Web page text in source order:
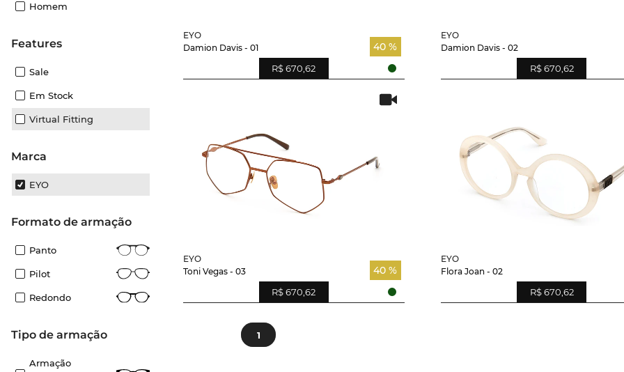
Homem
Features
Sale
Em Stock
Virtual Fitting
Marca
EYO
Formato de armação
Panto
Pilot
Redondo
Tipo de armação
Armação
EYO
Damion Davis - 01
40 %
R$ 670,62
EYO
Damion Davis - 02
R$ 670,62
EYO
Toni Vegas - 03
40 %
R$ 670,62
EYO
Flora Joan - 02
R$ 670,62
1